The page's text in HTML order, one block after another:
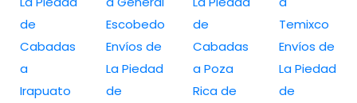
de
Cabadas
a
Irapuato
Escobedo
Envíos de
La Piedad
de
de
Cabadas
a Poza
Rica de
Temixco
Envíos de
La Piedad
de